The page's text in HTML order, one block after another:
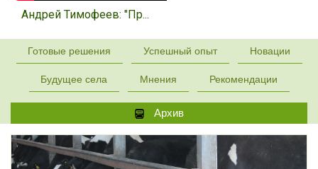
Андрей Тимофеев: "Пр...
Готовые решения Успешный опыт Новации
Будущее села Мнения Рекомендации
Архив